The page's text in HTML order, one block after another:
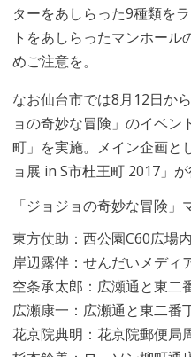
ターをあしらった9種類を
トをあしらったマンホー
めご注意を。
なお仙台市では8月12日か
ョの奇妙な冒険」のイベン
町」を実施。メイン企画と
ョ展 in S市杜王町 2017」が
「ジョジョの奇妙な冒険
東方仗助：西公園C60広場
岸辺露伴：せんだいメディ
空条承太郎：広瀬通と東二
広瀬康一：広瀬通と東二番
花京院典明：花京院郵便局